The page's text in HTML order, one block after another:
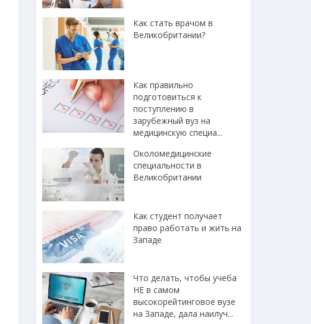
Как стать врачом в
Великобритании?
Как правильно
подготовиться к
поступлению в
зарубежный вуз на
медицинскую специа...
Околомедицинские
специальности в
Великобритании
Как студент получает
право работать и жить на
Западе
Что делать, чтобы учеба
НЕ в самом
высокорейтинговое вузе
на Западе, дала наилуч...